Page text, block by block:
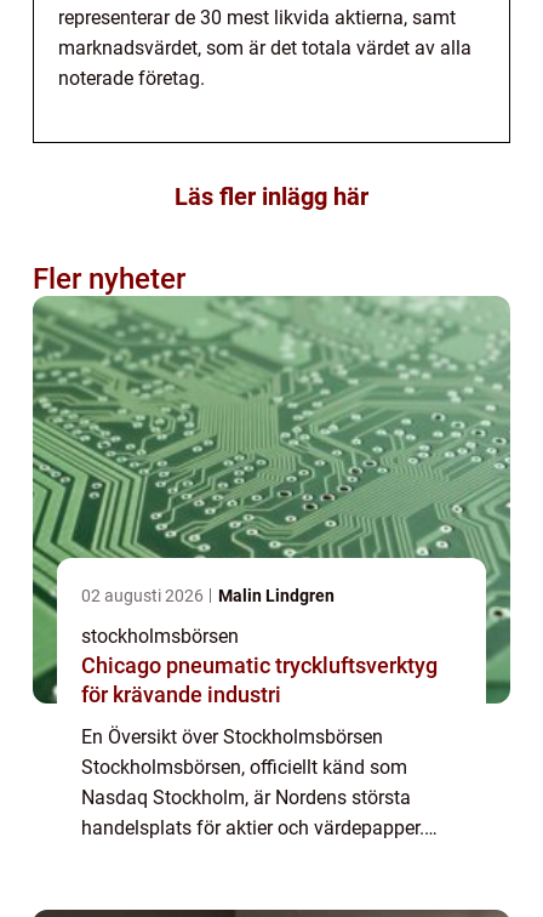
representerar de 30 mest likvida aktierna, samt
marknadsvärdet, som är det totala värdet av alla
noterade företag.
Läs fler inlägg här
Fler nyheter
02 augusti 2026 Malin Lindgren
stockholmsbörsen
Chicago pneumatic tryckluftsverktyg
för krävande industri
En Översikt över Stockholmsbörsen
Stockholmsbörsen, officiellt känd som
Nasdaq Stockholm, är Nordens största
handelsplats för aktier och värdepapper.